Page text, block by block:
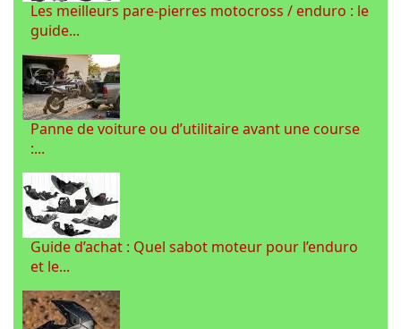
Les meilleurs pare-pierres motocross / enduro : le
guide...
Panne de voiture ou d’utilitaire avant une course
:...
Guide d’achat : Quel sabot moteur pour l’enduro
et le...